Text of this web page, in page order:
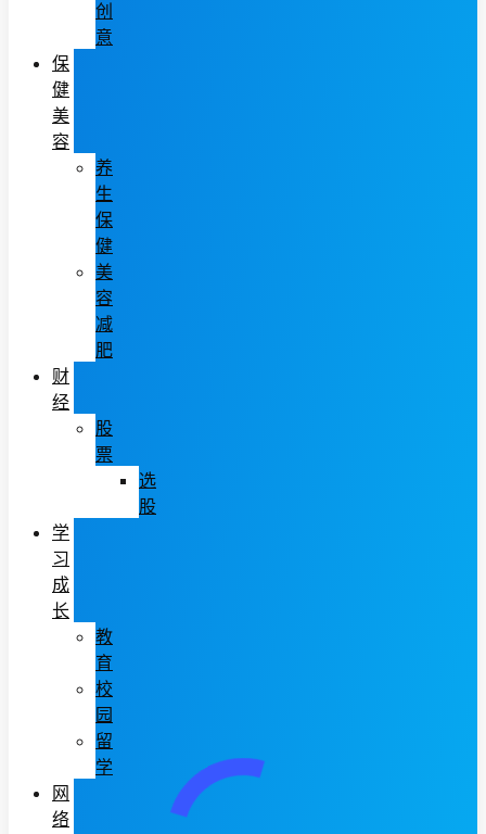
创
意
保
健
美
容
养
生
保
健
美
容
减
肥
财
经
股
票
选
股
学
习
成
长
教
育
校
园
留
学
网
络